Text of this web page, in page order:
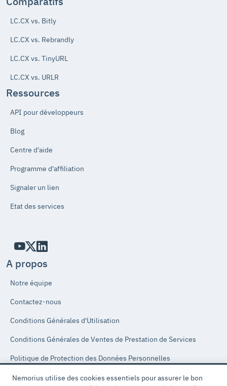
LC.CX vs. Bitly
LC.CX vs. Rebrandly
LC.CX vs. TinyURL
LC.CX vs. URLR
Ressources
API pour développeurs
Blog
Centre d'aide
Programme d'affiliation
Signaler un lien
Etat des services
A propos
Notre équipe
Contactez-nous
Conditions Générales d'Utilisation
Conditions Générales de Ventes de Prestation de Services
Politique de Protection des Données Personnelles
Accord de protection des données
Nemorius utilise des cookies essentiels pour assurer le bon